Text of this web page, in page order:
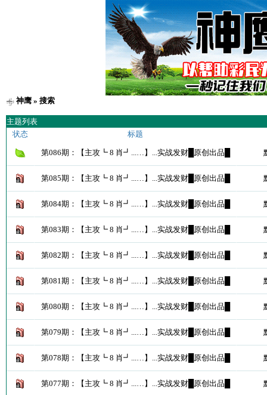
神鹰» 搜索
主题列表
状态
标题
第086期：【主攻┗ 8 肖┛...…】...实战发财█原创出品█
第085期：【主攻┗ 8 肖┛...…】...实战发财█原创出品█
第084期：【主攻┗ 8 肖┛...…】...实战发财█原创出品█
第083期：【主攻┗ 8 肖┛...…】...实战发财█原创出品█
第082期：【主攻┗ 8 肖┛...…】...实战发财█原创出品█
第081期：【主攻┗ 8 肖┛...…】...实战发财█原创出品█
第080期：【主攻┗ 8 肖┛...…】...实战发财█原创出品█
第079期：【主攻┗ 8 肖┛...…】...实战发财█原创出品█
第078期：【主攻┗ 8 肖┛...…】...实战发财█原创出品█
第077期：【主攻┗ 8 肖┛...…】...实战发财█原创出品█